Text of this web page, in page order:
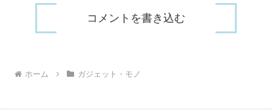
コメントを書き込む
ホーム ガジェット・モノ